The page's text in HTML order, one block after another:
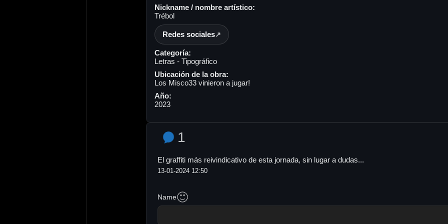
Nickname / nombre artístico:
Trébol
Redes sociales
Categoría:
Letras - Tipográfico
Ubicación de la obra:
Los Misco33 vinieron a jugar!
Año:
2023
1
El graffiti más reivindicativo de esta jornada, sin lugar a dudas...
13-01-2024 12:50
Name